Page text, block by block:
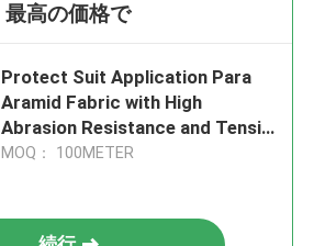
最高の価格で
Protect Suit Application Para
Aramid Fabric with High
Abrasion Resistance and Tensile
Strength ≥2000N Made
MOQ： 100METER